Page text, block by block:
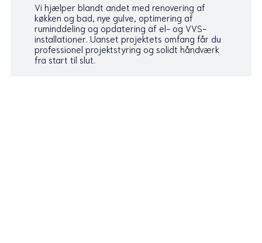
Vi hjælper blandt andet med renovering af
køkken og bad, nye gulve, optimering af
ruminddeling og opdatering af el- og VVS-
installationer. Uanset projektets omfang får du
professionel projektstyring og solidt håndværk
fra start til slut.